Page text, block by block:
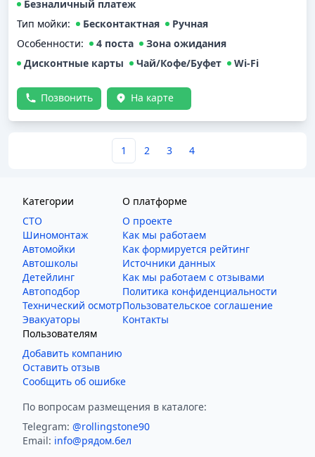
Безналичный платеж
Тип мойки: Бесконтактная
Ручная
Особенности:
4 поста
Зона ожидания
Дисконтные карты
Чай/Кофе/Буфет Wi-Fi
Позвонить На карте
1 2 3 4
Категории
СТО
Шиномонтаж
Автомойки
Автошколы
Детейлинг
Автоподбор
Технический осмотр
Эвакуаторы
О платформе
О проекте
Как мы работаем
Как формируется рейтинг
Источники данных
Как мы работаем с отзывами
Политика конфиденциальности
Пользовательское соглашение
Контакты
Пользователям
Добавить компанию
Оставить отзыв
Сообщить об ошибке
По вопросам размещения в каталоге:
Telegram: @rollingstone90
Email: info@рядом.бел